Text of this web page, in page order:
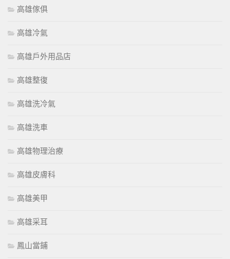
高雄傢俱
高雄冷氣
高雄戶外用品店
高雄整復
高雄洗冷氣
高雄洗車
高雄物理治療
高雄皮膚科
高雄美甲
高雄采耳
鳳山當鋪